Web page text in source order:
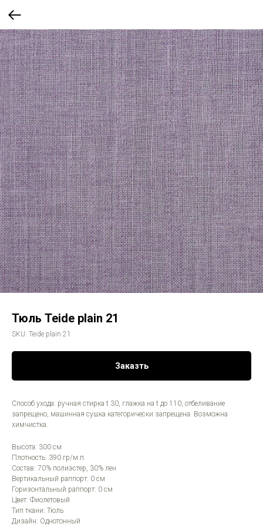
Тюль Teide plain 21
SKU: Teide plain 21
Заказть
Способ ухода: ручная стирка t 30, глажка на t до 110, отбеливание
запрещено, машинная сушка категорически запрещена. Возможна
химчистка.
Высота: 300 см
Плотность: 390 гр/м.п.
Состав: 70% полиэстер, 30% лен
Вертикальный раппорт: 0 см
Горизонтальный раппорт: 0 см
Цвет: Фиолетовый
Тип ткани: Тюль
Дизайн: Однотонный